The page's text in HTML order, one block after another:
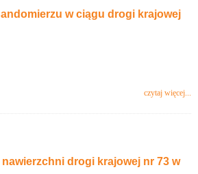
w ciągu drogi krajowej
czytaj więcej...
drogi krajowej nr 73 w